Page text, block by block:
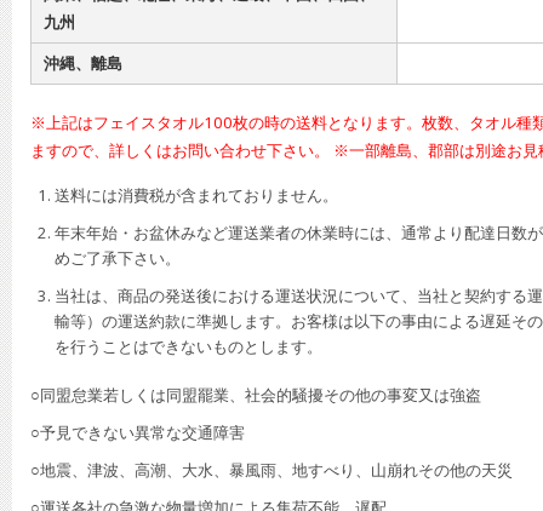
九州
沖縄、離島
※上記はフェイスタオル100枚の時の送料となります。枚数、タオル種
ますので、詳しくはお問い合わせ下さい。 ※一部離島、郡部は別途お
送料には消費税が含まれておりません。
年末年始・お盆休みなど運送業者の休業時には、通常より配達日数
めご了承下さい。
当社は、商品の発送後における運送状況について、当社と契約する
輸等）の運送約款に準拠します。お客様は以下の事由による遅延そ
を行うことはできないものとします。
○同盟怠業若しくは同盟罷業、社会的騒擾その他の事変又は強盗
○予見できない異常な交通障害
○地震、津波、高潮、大水、暴風雨、地すべり、山崩れその他の天災